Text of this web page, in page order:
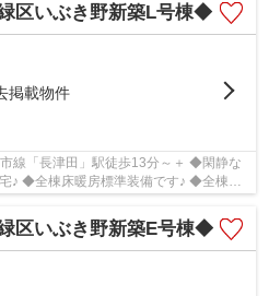
区いぶき野新築L号棟◆
掲載物件
長津田」駅徒歩13分～＋ ◆閑静な
♪ ◆全棟床暖房標準装備です♪ ◆全棟土
区いぶき野新築E号棟◆